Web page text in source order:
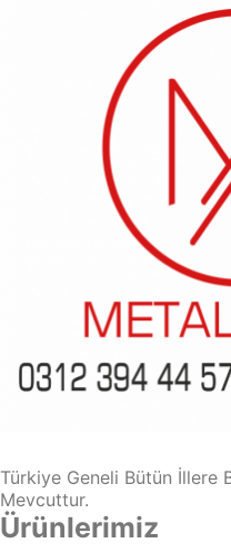
Türkiye Geneli Bütün İllere
Mevcuttur.
Ürünlerimiz